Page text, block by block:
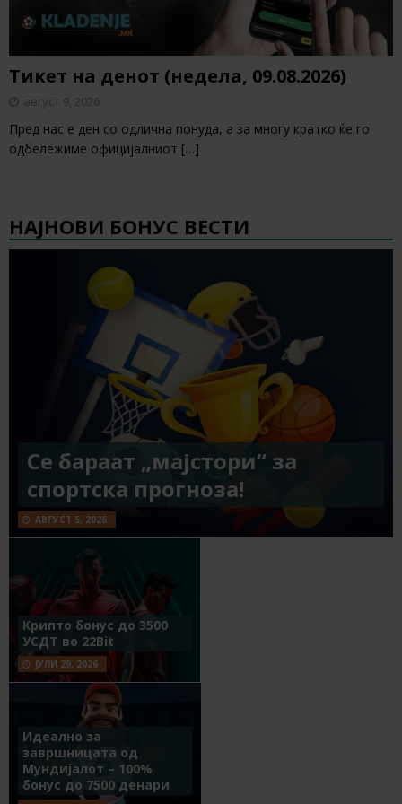
Тикет на денот (недела, 09.08.2026)
август 9, 2026
Пред нас е ден со одлична понуда, а за многу кратко ќе го
одбележиме официјалниот […]
НАЈНОВИ БОНУС ВЕСТИ
Се бараат „мајстори“ за
спортска прогноза!
АВГУСТ 5, 2026
Крипто бонус до 3500
УСДТ во 22Bit
ЈУЛИ 29, 2026
Идеално за
завршницата од
Мундијалот – 100%
бонус до 7500 денари